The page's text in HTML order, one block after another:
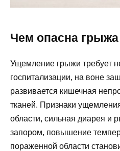
Чем опасна грыжа
Ущемление грыжи требует
госпитализации, на воне
развивается кишечная
тканей. Признаки
области, сильная диарея и
запором, повышение
пораженной области